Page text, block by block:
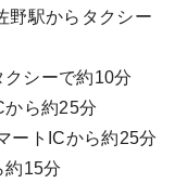
駅からタクシー
ーで約10分
ら約25分
ICから約25分
15分